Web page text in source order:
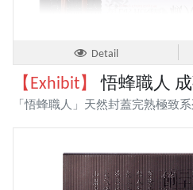
Detail
【Exhibit】 悟蜂職人
「悟蜂職人」天然封蓋完熟極致系